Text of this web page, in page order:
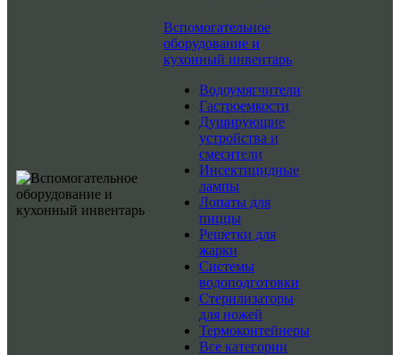
Вспомогательное
оборудование и
кухонный инвентарь
Водоумягчители
Гастроемкости
Душирующие
устройства и
смесители
Инсектицидные
лампы
Лопаты для
пиццы
Решетки для
жарки
Системы
водоподготовки
Стерилизаторы
для ножей
Термоконтейнеры
Все категории